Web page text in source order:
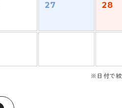
27 28
※日付で